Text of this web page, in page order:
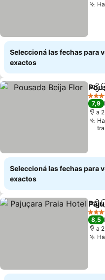
Seleccioná las fechas para
exactos
4
7,9
a
Seleccioná las fechas para
exactos
4
8,5
a